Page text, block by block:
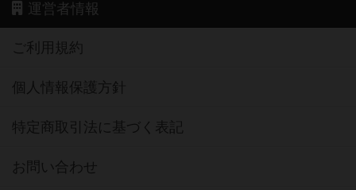
運営者情報
ご利用規約
個人情報保護方針
特定商取引法に基づく表記
お問い合わせ